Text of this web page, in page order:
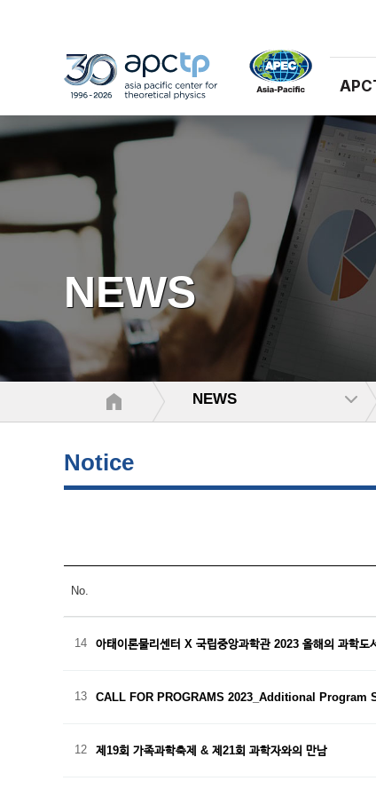
NEWS
NEWS
Notice
No.
14 아태이론물리센터 X 국립중앙과학관 2023 올해의 과학도
13 CALL FOR PROGRAMS 2023_Additional Program
12 제19회 가족과학축제 & 제21회 과학자와의 만남